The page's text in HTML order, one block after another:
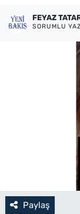
FEYAZ
SORUMLU
Paylaş